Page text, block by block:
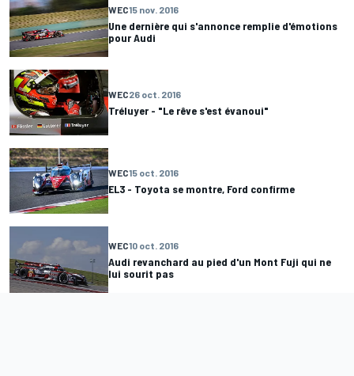
WEC15 nov. 2016
Une dernière qui s'annonce remplie d'émotions
pour Audi
WEC26 oct. 2016
Tréluyer - "Le rêve s'est évanoui"
WEC15 oct. 2016
EL3 - Toyota se montre, Ford confirme
WEC10 oct. 2016
Audi revanchard au pied d'un Mont Fuji qui ne
lui sourit pas